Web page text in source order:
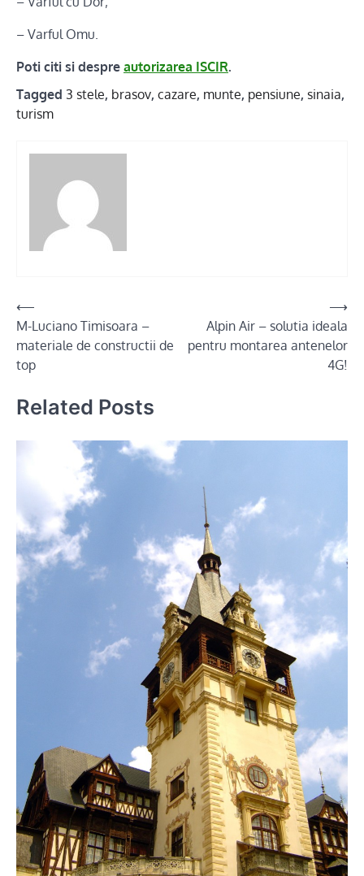
– Varful Omu.
Poti citi si despre autorizarea ISCIR.
Tagged 3 stele, brasov, cazare, munte, pensiune, sinaia,
turism
Post
navigation
⟵
M-Luciano Timisoara –
materiale de constructii de
top
Alpin Air – solutia ideala
pentru montarea antenelor
4G!
⟶
Related Posts